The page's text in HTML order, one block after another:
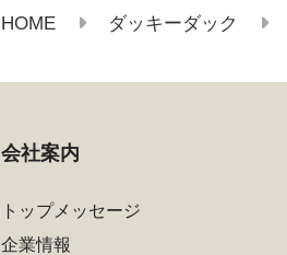
HOME ダッキーダック
会社案内
トップメッセージ
企業情報